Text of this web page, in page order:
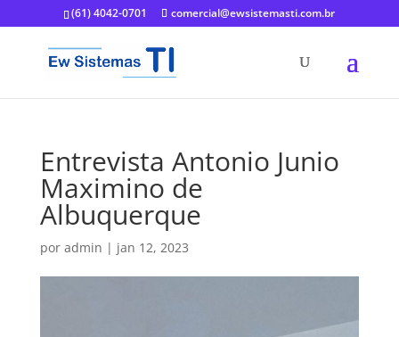
(61) 4042-0701 comercial@ewsistemasti.com.br
Entrevista Antonio Junio
Maximino de
Albuquerque
por admin | jan 12, 2023